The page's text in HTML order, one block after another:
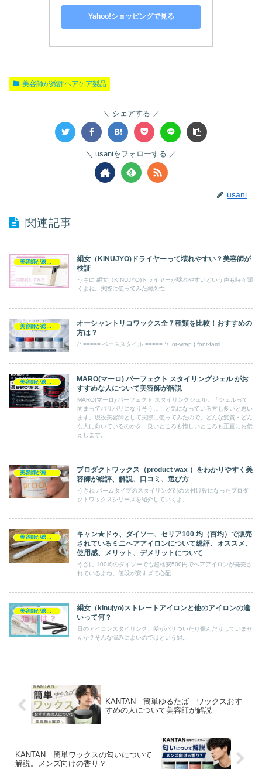
Yahoo!ショッピングで見る
美容師が総評ヘアケア製品
シェアする
usaniをフォローする
usani
関連記事
美容師が総評ヘアケア製品
絹女（KINUJYO)ドライヤーって壊れやすい？美容師が
検証
うさに 絹女（KINUJYO)ドライヤーが壊れやすいという声も時々聞
くよね。実際に使ってみた耐久性...
美容師が総評ヘアケア製品
オーシャントリコワックス全７種類を比較！おすすめの
方は？
/* ===== ベーススタイル ===== */ .ot-wrap { font-fami...
美容師が総評ヘアケア製品
MARO(マーロ) パーフェクト スタイリングジェル がお
すすめな人について美容師が解説
MARO(マーロ) パーフェクト スタイリングジェル。「ジェルって
固まってパリパリになりそう…」と気になっている方も多いと思い
ます。現役美容師として実際に使ってみたので、どんな髪質・どん
な人に向いているのかを、良いところも惜しいところも正直にお伝
えします。
美容師が総評ヘアケア製品
プロダクトワックス（product wax ）をわかりやすく美
容師が総評、解説、口コミ、選び方
うさね バームタイプのスタイリング剤の火付け役になったプロダ
クトワックスシリーズを紹介していくよ。...
美容師が総評ヘアケア製品
キャン★ドゥ、ダイソー、セリア100 均（百均）で販売
されているミニヘアアイロンについて総評、オススメ、
使用感、メリット、デメリットについて
うさに 100均のダイソーでも超格安500円でヘアアイロンが発売さ
れているよね。値段が安すぎて心配...
絹女（kinujyo)ストレートアイロンと他のアイロンの違
いって何？
日のアイロンスタイリング、髪がパサついたり傷んだりしていませ
んか？そんな悩みによいのではという絹...
KANTAN 簡単ゆるたば ワックスおす
すめの人について美容師が解説
KANTAN 簡単ワックスの匂いについて
解説。メンズ向けの香り？